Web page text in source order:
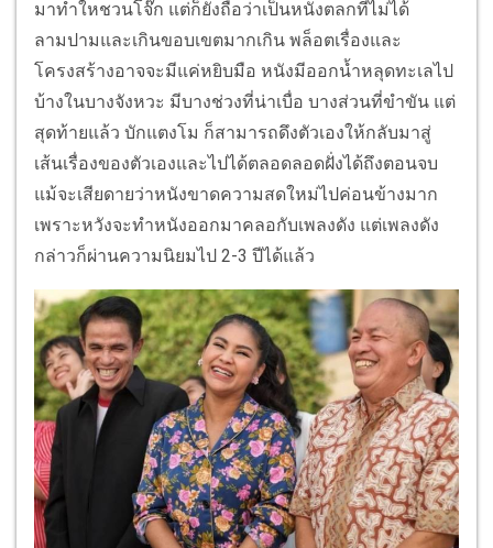
มาทำใหชวนโจ๊ก แต่ก็ยังถือว่าเป็นหนังตลกที่ไม่ได้
ลามปามและเกินขอบเขตมากเกิน พล็อตเรื่องและ
โครงสร้างอาจจะมีแค่หยิบมือ หนังมีออกน้ำหลุดทะเลไป
บ้างในบางจังหวะ มีบางช่วงที่น่าเบื่อ บางส่วนที่ขำขัน แต่
สุดท้ายแล้ว บักแตงโม ก็สามารถดึงตัวเองให้กลับมาสู่
เส้นเรื่องของตัวเองและไปได้ตลอดลอดฝั่งได้ถึงตอนจบ
แม้จะเสียดายว่าหนังขาดความสดใหม่ไปค่อนข้างมาก
เพราะหวังจะทำหนังออกมาคลอกับเพลงดัง แต่เพลงดัง
กล่าวก็ผ่านความนิยมไป 2-3 ปีได้แล้ว